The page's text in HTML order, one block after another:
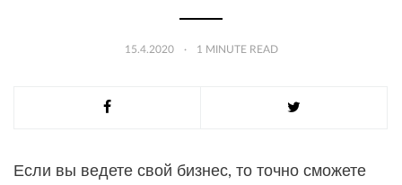
15.4.2020 1 MINUTE READ
Если вы ведете свой бизнес, то точно сможете